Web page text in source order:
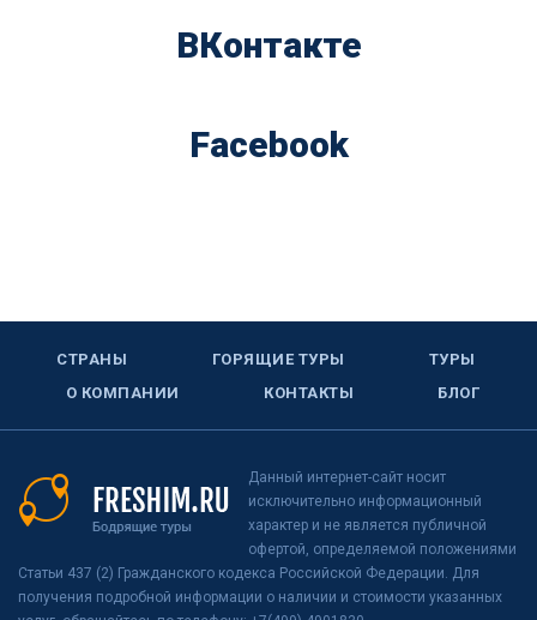
ВКонтакте
Facebook
СТРАНЫ ГОРЯЩИЕ ТУРЫ
ТУРЫ
О КОМПАНИИ
КОНТАКТЫ БЛОГ
Данный интернет-сайт носит
исключительно информационный
характер и не является публичной
офертой, определяемой положениями
Статьи 437 (2) Гражданского кодекса Российской Федерации. Для
получения подробной информации о наличии и стоимости указанных